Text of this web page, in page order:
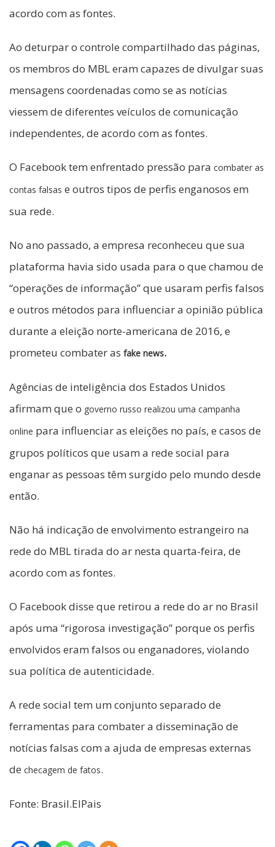
acordo com as fontes.
Ao deturpar o controle compartilhado das páginas,
os membros do MBL eram capazes de divulgar suas
mensagens coordenadas como se as notícias
viessem de diferentes veículos de comunicação
independentes, de acordo com as fontes.
O Facebook tem enfrentado pressão para combater as
contas falsas e outros tipos de perfis enganosos em
sua rede.
No ano passado, a empresa reconheceu que sua
plataforma havia sido usada para o que chamou de
“operações de informação” que usaram perfis falsos
e outros métodos para influenciar a opinião pública
durante a eleição norte-americana de 2016, e
prometeu combater as fake news.
Agências de inteligência dos Estados Unidos
afirmam que o governo russo realizou uma campanha
online para influenciar as eleições no país, e casos de
grupos políticos que usam a rede social para
enganar as pessoas têm surgido pelo mundo desde
então.
Não há indicação de envolvimento estrangeiro na
rede do MBL tirada do ar nesta quarta-feira, de
acordo com as fontes.
O Facebook disse que retirou a rede do ar no Brasil
após uma “rigorosa investigação” porque os perfis
envolvidos eram falsos ou enganadores, violando
sua política de autenticidade.
A rede social tem um conjunto separado de
ferramentas para combater a disseminação de
notícias falsas com a ajuda de empresas externas
de checagem de fatos.
Fonte: Brasil.ElPais